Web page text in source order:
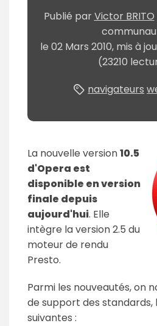
Publié parVictor BRITO
le 02 Mars 2010, mis à
(23210
navigateurs
La nouvelle version10.5
d'Opera est
disponible en version
finale depuis
aujourd'hui. Elle
intègre la version 2.5 du
moteur de rendu
Presto.
Parmi les nouveautés, on
de support des standards,
suivantes :